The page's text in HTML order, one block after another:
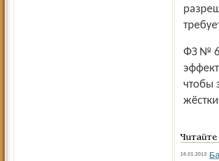
ФЗ № 69 действует чуть больше года, однако пока его
чтобы
16.01.2013